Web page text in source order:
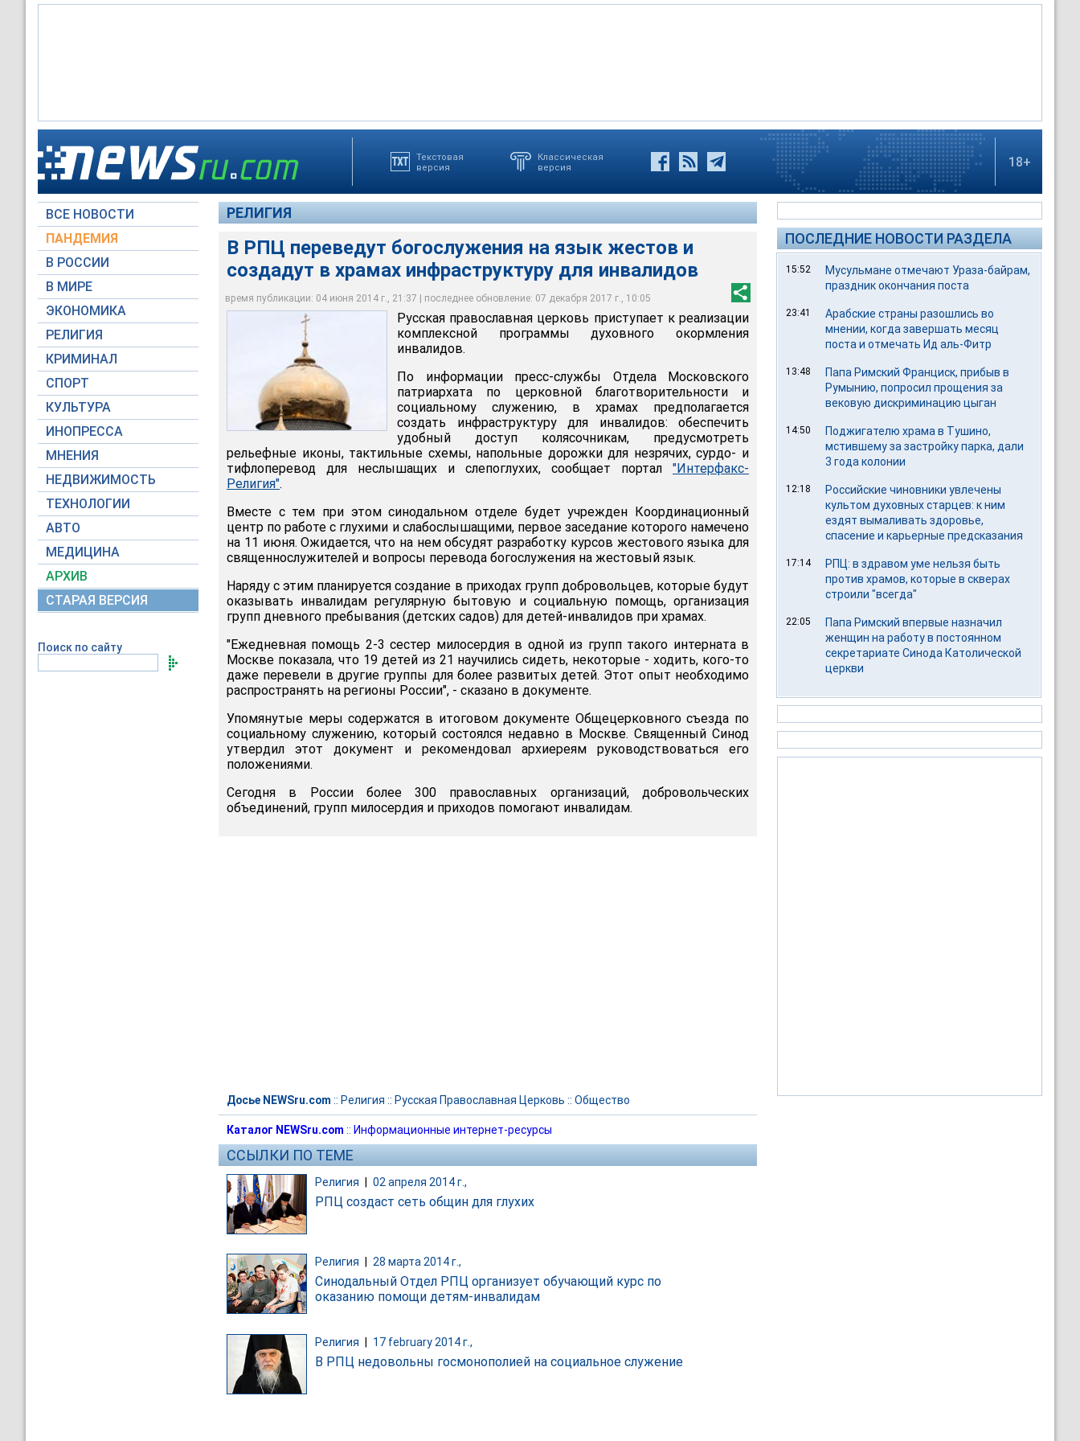
Текстовая
версия
Классическая
версия
18+
ВСЕ НОВОСТИ
ПАНДЕМИЯ
В РОССИИ
В МИРЕ
ЭКОНОМИКА
РЕЛИГИЯ
КРИМИНАЛ
СПОРТ
КУЛЬТУРА
ИНОПРЕССА
МНЕНИЯ
НЕДВИЖИМОСТЬ
ТЕХНОЛОГИИ
АВТО
МЕДИЦИНА
АРХИВ
СТАРАЯ ВЕРСИЯ
Поиск по сайту
РЕЛИГИЯ
В РПЦ переведут богослужения на язык жестов и
создадут в храмах инфраструктуру для инвалидов
время публикации: 04 июня 2014 г., 21:37 | последнее обновление: 07 декабря 2017 г., 10:05
Русская православная церковь приступает к реализации комплексной программы
духовного окормления инвалидов
Moscow-Live.ru
Русская православная церковь приступает к реализации
комплексной программы духовного окормления
инвалидов.
По информации пресс-службы Отдела Московского
патриархата по церковной благотворительности и
социальному служению, в храмах предполагается
создать инфраструктуру для инвалидов: обеспечить
удобный доступ колясочникам, предусмотреть
рельефные иконы, тактильные схемы, напольные дорожки для незрячих, сурдо- и
тифлоперевод для неслышащих и слепоглухих, сообщает портал "Интерфакс-
Религия".
Вместе с тем при этом синодальном отделе будет учрежден Координационный
центр по работе с глухими и слабослышащими, первое заседание которого намечено
на 11 июня. Ожидается, что на нем обсудят разработку курсов жестового языка для
священнослужителей и вопросы перевода богослужения на жестовый язык.
Наряду с этим планируется создание в приходах групп добровольцев, которые будут
оказывать инвалидам регулярную бытовую и социальную помощь, организация
групп дневного пребывания (детских садов) для детей-инвалидов при храмах.
"Ежедневная помощь 2-3 сестер милосердия в одной из групп такого интерната в
Москве показала, что 19 детей из 21 научились сидеть, некоторые - ходить, кого-то
даже перевели в другие группы для более развитых детей. Этот опыт необходимо
распространять на регионы России", - сказано в документе.
Упомянутые меры содержатся в итоговом документе Общецерковного съезда по
социальному служению, который состоялся недавно в Москве. Священный Синод
утвердил этот документ и рекомендовал архиереям руководствоваться его
положениями.
Сегодня в России более 300 православных организаций, добровольческих
объединений, групп милосердия и приходов помогают инвалидам.
Досье NEWSru.com :: Религия :: Русская Православная Церковь :: Общество
Каталог NEWSru.com :: Информационные интернет-ресурсы
ССЫЛКИ ПО ТЕМЕ
Религия 02 апреля 2014 г.,
РПЦ создаст сеть общин для глухих
Религия 28 марта 2014 г.,
Синодальный Отдел РПЦ организует обучающий курс по
оказанию помощи детям-инвалидам
Религия 17 february 2014 г.,
В РПЦ недовольны госмонополией на социальное служение
ПОСЛЕДНИЕ НОВОСТИ РАЗДЕЛА
15:52
Мусульмане отмечают Ураза-байрам,
праздник окончания поста
23:41
Арабские страны разошлись во
мнении, когда завершать месяц
поста и отмечать Ид аль-Фитр
13:48
Папа Римский Франциск, прибыв в
Румынию, попросил прощения за
вековую дискриминацию цыган
14:50
Поджигателю храма в Тушино,
мстившему за застройку парка, дали
3 года колонии
12:18
Российские чиновники увлечены
культом духовных старцев: к ним
ездят вымаливать здоровье,
спасение и карьерные предсказания
17:14
РПЦ: в здравом уме нельзя быть
против храмов, которые в скверах
строили "всегда"
22:05
Папа Римский впервые назначил
женщин на работу в постоянном
секретариате Синода Католической
церкви